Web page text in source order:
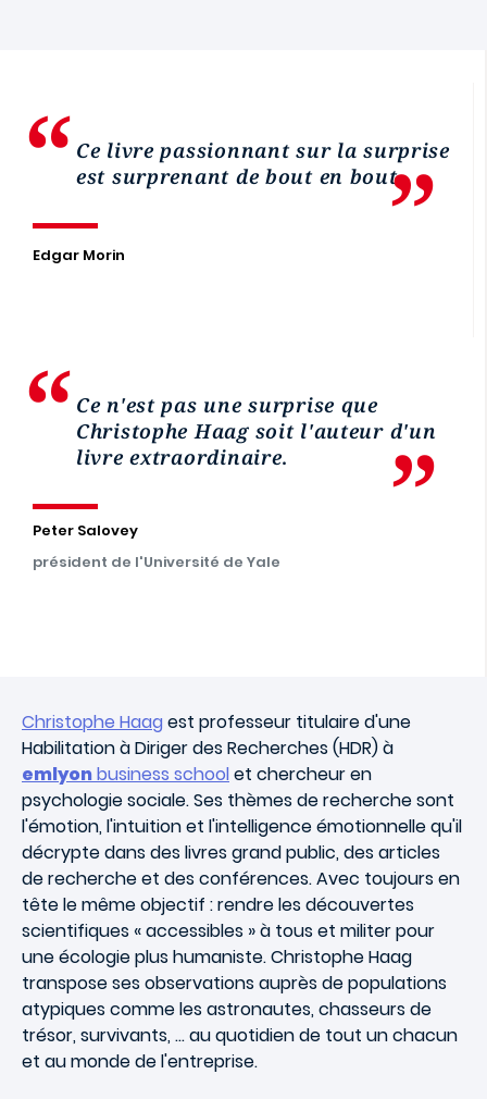
Ce livre passionnant sur la surprise
est surprenant de bout en bout.
Edgar Morin
Ce n'est pas une surprise que
Christophe Haag soit l'auteur d'un
livre extraordinaire.
Peter Salovey
président de l'Université de Yale
Christophe Haag est professeur titulaire d'une
Habilitation à Diriger des Recherches (HDR) à
emlyonbusiness school et chercheur en
psychologie sociale. Ses thèmes de recherche sont
l'émotion, l'intuition et l'intelligence émotionnelle qu'il
décrypte dans des livres grand public, des articles
de recherche et des conférences. Avec toujours en
tête le même objectif : rendre les découvertes
scientifiques « accessibles » à tous et militer pour
une écologie plus humaniste. Christophe Haag
transpose ses observations auprès de populations
atypiques comme les astronautes, chasseurs de
trésor, survivants, … au quotidien de tout un chacun
et au monde de l'entreprise.